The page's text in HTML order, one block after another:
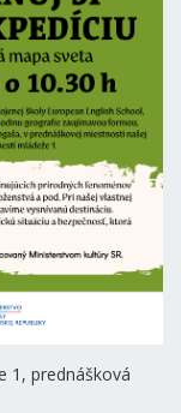
1, prednášková